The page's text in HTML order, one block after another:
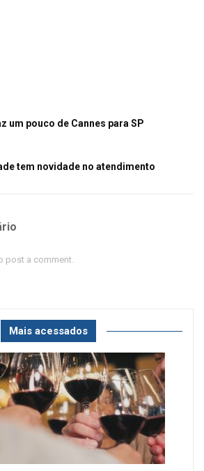
um pouco de Cannes para SP
tem novidade no atendimento
post a comment.
Mais acessados